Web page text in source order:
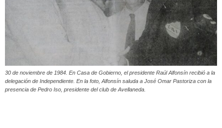
30 de noviembre de 1984. En Casa de Gobierno, el presidente Raúl Alfonsín recibió a la
delegación de Independiente. En la foto, Alfonsín saluda a José Omar Pastoriza con la
presencia de Pedro Iso, presidente del club de Avellaneda.